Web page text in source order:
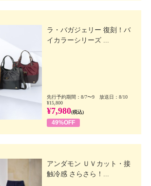
ラ・バガジェリー 復刻！バ
イカラーシリーズ ...
先行予約期間：8/7〜9 放送日：8/10
¥15,800
¥7,980(税込)
49%OFF
アンダモン ＵＶカット・接
触冷感 さらさら！...